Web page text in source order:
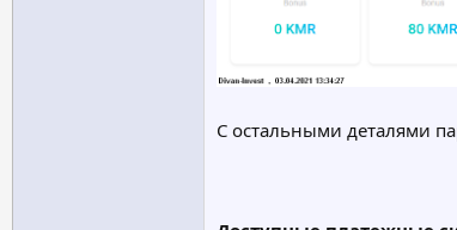
С остальными деталями